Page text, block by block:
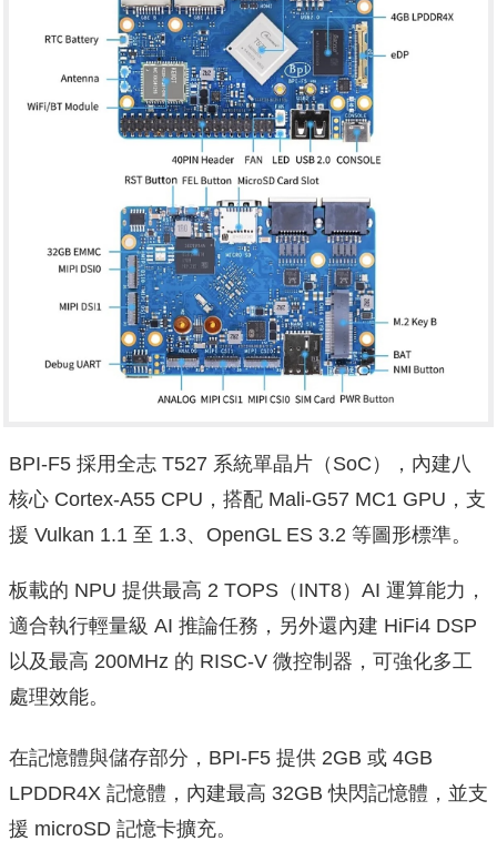
BPI-F5 採用全志 T527 系統單晶片（SoC），內建八
核心 Cortex-A55 CPU，搭配 Mali-G57 MC1 GPU，支
援 Vulkan 1.1 至 1.3、OpenGL ES 3.2 等圖形標準。
板載的 NPU 提供最高 2 TOPS（INT8）AI 運算能力，
適合執行輕量級 AI 推論任務，另外還內建 HiFi4 DSP
以及最高 200MHz 的 RISC-V 微控制器，可強化多工
處理效能。
在記憶體與儲存部分，BPI-F5 提供 2GB 或 4GB
LPDDR4X 記憶體，內建最高 32GB 快閃記憶體，並支
援 microSD 記憶卡擴充。